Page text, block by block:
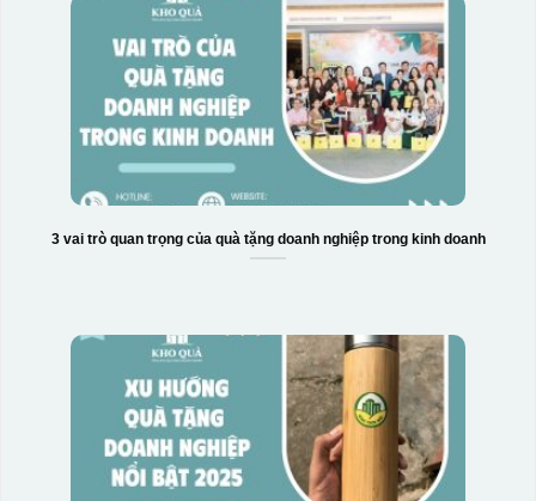
3 vai trò quan trọng của quà tặng doanh nghiệp trong kinh doanh